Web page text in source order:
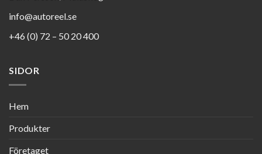
info@autoreel.se
+46 (0) 72 – 50 20 400
SIDOR
Hem
Produkter
Företaget